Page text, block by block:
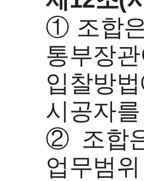
① 조합
통부장
입찰방
시공자
② 조합
업무범